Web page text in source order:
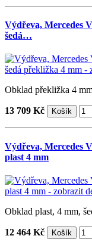
Výdřeva, Mercedes
šedá…
Obklad překližka 4
13 709 Kč
Výdřeva, Mercedes
plast 4 mm
Obklad plast, 4 mm,
12 464 Kč